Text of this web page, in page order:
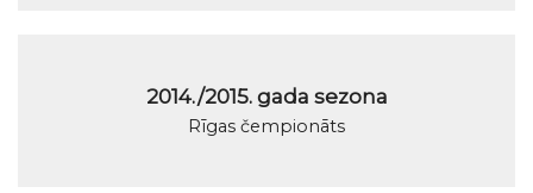
2014./2015. gada sezona
Rīgas čempionāts